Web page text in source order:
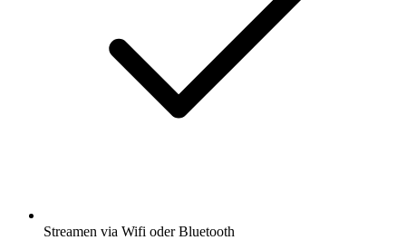
Streamen via Wifi oder Bluetooth